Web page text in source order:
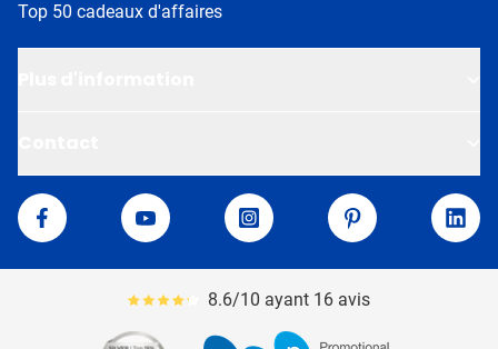
Top 50 cadeaux d'affaires
Van Helden
Facebook
YouTube Instagram Pinterest
Le pourcentage moyen d'avis est de 86
8.6/10 ayant 16 avis